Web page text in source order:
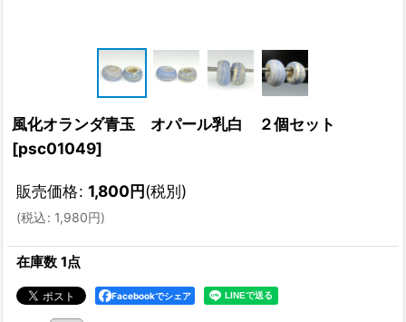
風化オランダ青玉 オパール乳白 ２個セット
[psc01049]
販売価格: 1,800円(税別)
(税込: 1,980円)
在庫数 1点
Facebookでシェア